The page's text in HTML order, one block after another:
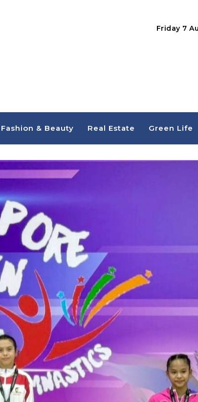
Friday 7
Fashion & Beauty Real Estate Green Life